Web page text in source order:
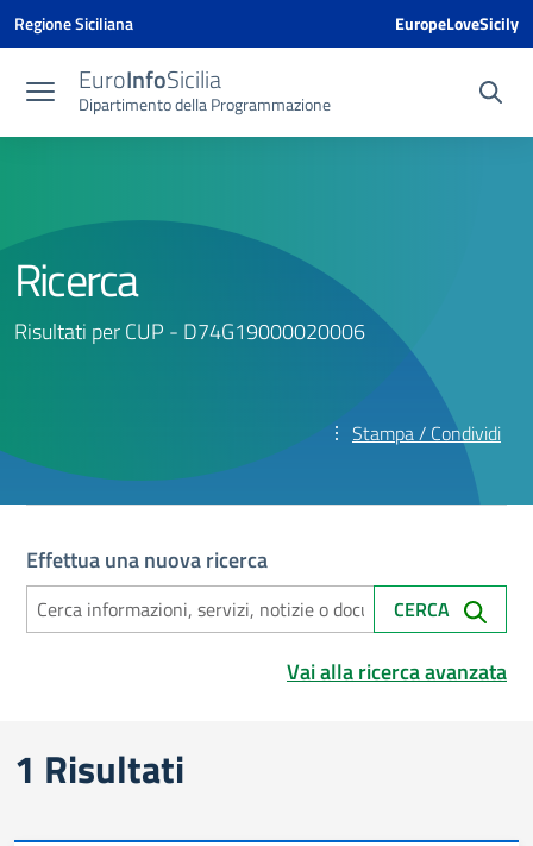
Vai ai contenuti
Vai al menu di navigazione
Vai al footer
Vai al banner delle Cookie Policy
Regione Siciliana EuropeLoveSicily
EuroInfoSicilia
Dipartimento della Programmazione
Ricerca
Risultati per CUP - D74G19000020006
Stampa / Condividi
Effettua una nuova ricerca
CERCA
Vai alla ricerca avanzata
Risultati di ricerca
1 Risultati